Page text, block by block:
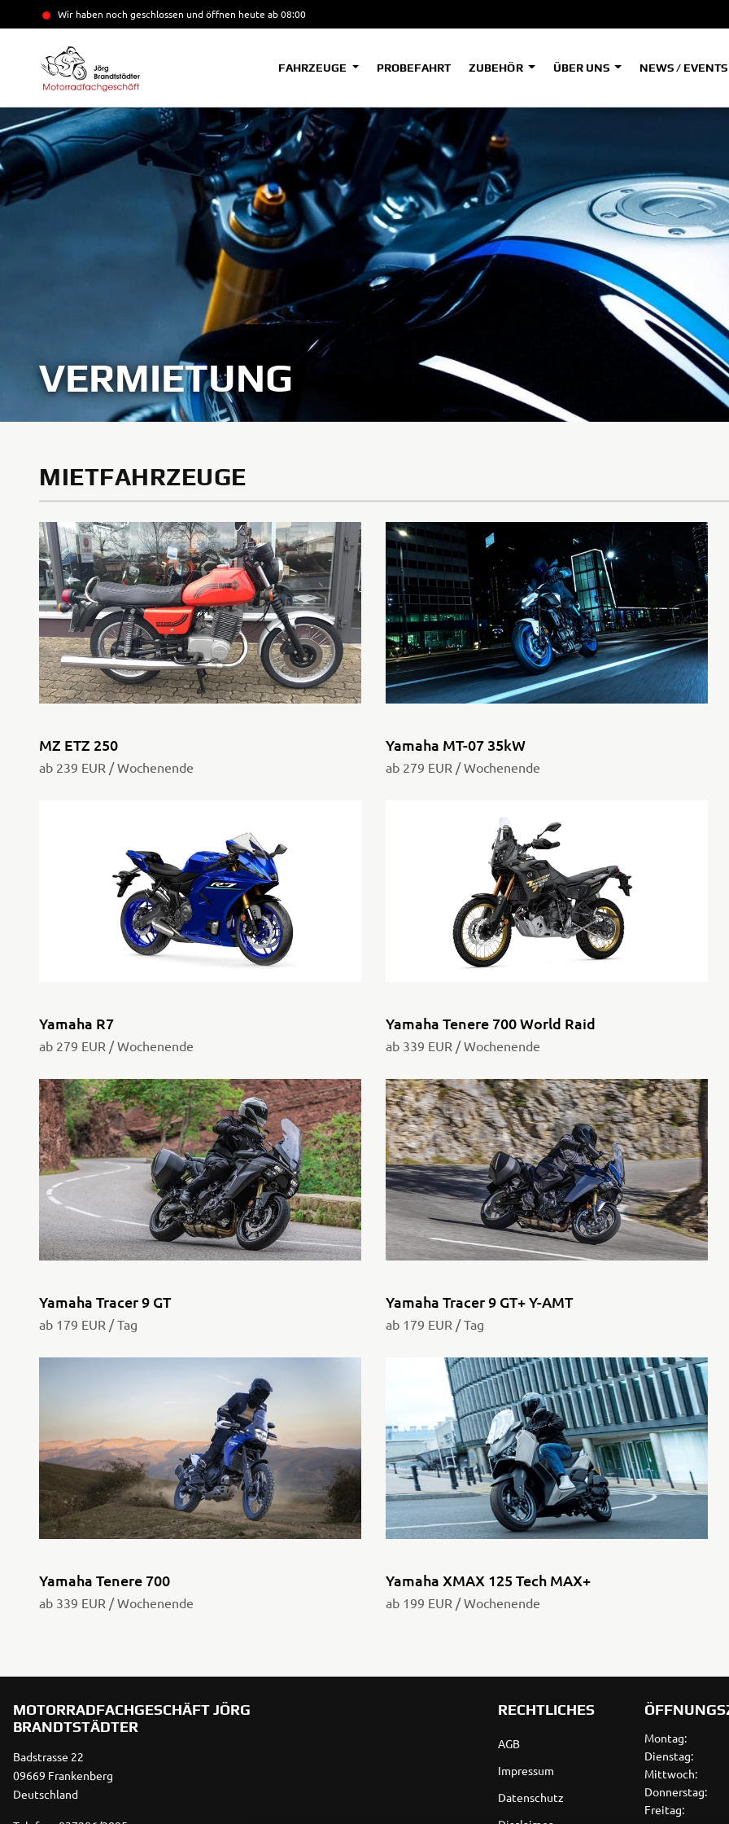
Wir haben noch geschlossen und öffnen heute ab 08:00
FAHRZEUGE
HYPER NAKED
SPORT HERITAGE
SPORT TOURING
SUPERSPORT
700
700
(Low)
A2
Tenere
700
35kW
A
Rally
Tenere
A1
PROBEFAHRT ZUBEHÖR ÜBER UNS NEWS / EVENTS
VERMIETUNG
MIETFAHRZEUGE
MZ ETZ 250
ab 239 EUR / Wochenende
Yamaha MT-07 35kW
ab 279 EUR / Wochenende
Yamaha R7
ab 279 EUR / Wochenende
Yamaha Tenere 700 World Raid
ab 339 EUR / Wochenende
Yamaha Tracer 9 GT
ab 179 EUR / Tag
Yamaha Tracer 9 GT+ Y-AMT
ab 179 EUR / Tag
Yamaha Tenere 700
ab 339 EUR / Wochenende
Yamaha XMAX 125 Tech MAX+
ab 199 EUR / Wochenende
MOTORRADFACHGESCHÄFT JÖRG
BRANDTSTÄDTER
Badstrasse 22
09669 Frankenberg
Deutschland
RECHTLICHES
AGB
Impressum
Datenschutz
Montag:
Dienstag:
Mittwoch:
Donnerstag:
Freitag: